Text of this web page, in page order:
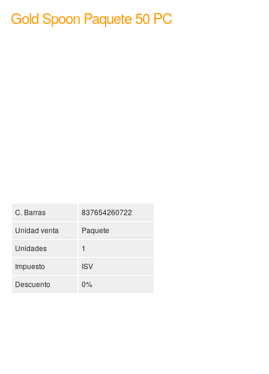
Gold Spoon Paquete 50 PC
C. Barras
837654260722
Unidad venta
Paquete
Unidades
1
Impuesto
ISV
Descuento
0%